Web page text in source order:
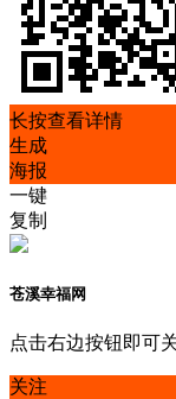
长按查看详情
生成
海报
一键
复制
苍溪幸福网
点击右边按钮即可
关注